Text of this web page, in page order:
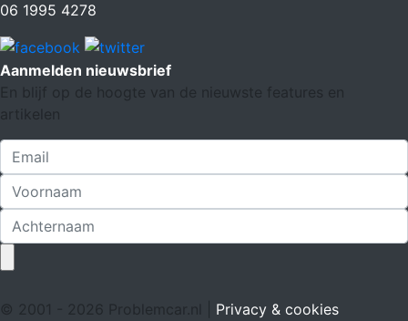
06 1995 4278
Aanmelden nieuwsbrief
En blijf op de hoogte van de nieuwste features en
artikelen
© 2001 - 2026 Problemcar.nl | Privacy & cookies